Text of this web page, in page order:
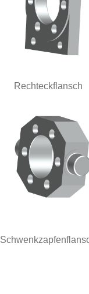
Rechteckflansch